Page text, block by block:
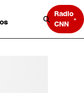
Radio
CNN